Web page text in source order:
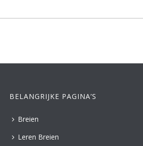
BELANGRIJKE PAGINA’S
Breien
Leren Breien